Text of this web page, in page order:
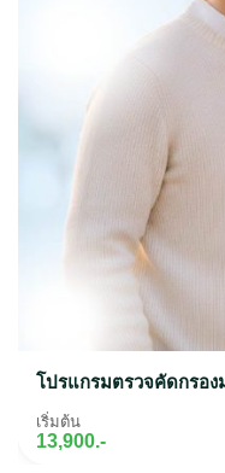
โปรแกรมตรวจคัดกรอง
เริ่มต้น
13,900.-